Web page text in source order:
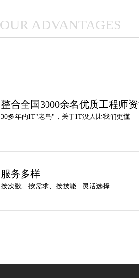
OUR ADVANTAGES
整合全国3000余名优质工程师
30多年的IT"老鸟"，关于IT没人比我们更懂
服务多样
按次数、按需求、按技能...灵活选择